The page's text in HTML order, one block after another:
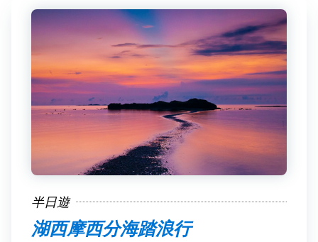
半日遊
湖西摩西分海踏浪行